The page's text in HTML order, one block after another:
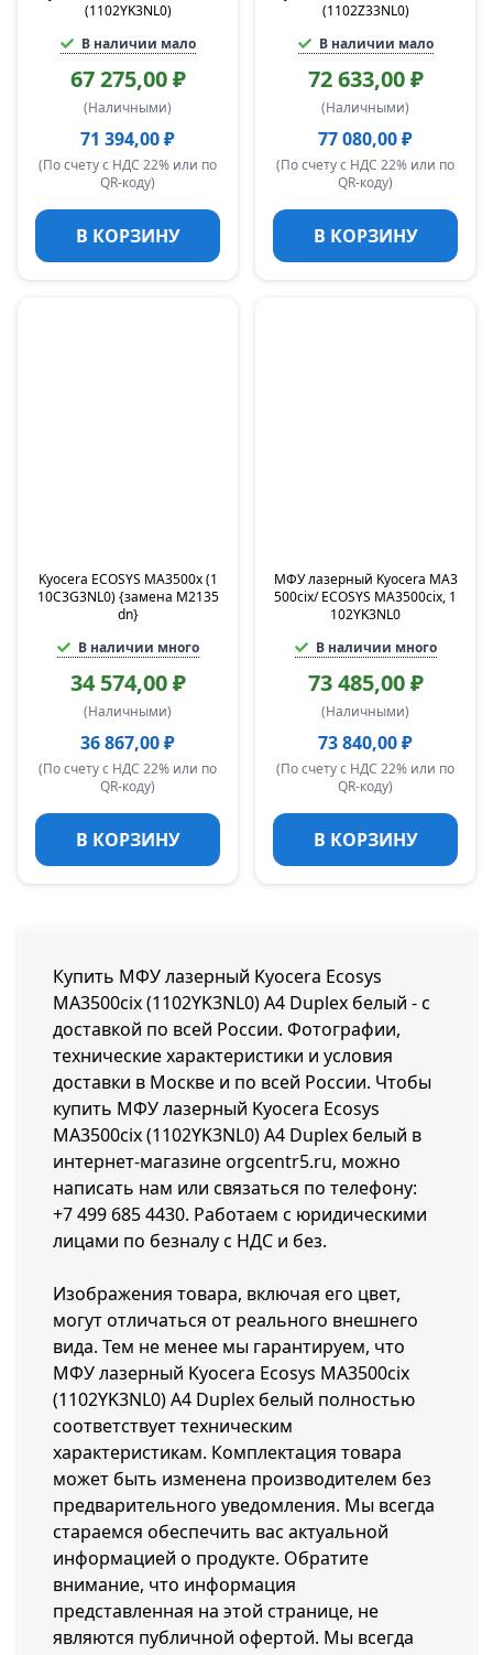
(1102YK3NL0)
В наличии мало
67 275,00 ₽
(Наличными)
71 394,00 ₽
(По счету с НДС 22% или по
QR-коду)
В КОРЗИНУ
(1102Z33NL0)
В наличии мало
72 633,00 ₽
(Наличными)
77 080,00 ₽
(По счету с НДС 22% или по
QR-коду)
В КОРЗИНУ
Kyocera ECOSYS MA3500x (1
10C3G3NL0) {замена M2135
dn}
В наличии много
34 574,00 ₽
(Наличными)
36 867,00 ₽
(По счету с НДС 22% или по
QR-коду)
В КОРЗИНУ
МФУ лазерный Kyocera MA3
500cix/ ECOSYS MA3500cix, 1
102YK3NL0
В наличии много
73 485,00 ₽
(Наличными)
73 840,00 ₽
(По счету с НДС 22% или по
QR-коду)
В КОРЗИНУ
Купить МФУ лазерный Kyocera Ecosys
MA3500cix (1102YK3NL0) A4 Duplex белый - с
доставкой по всей России. Фотографии,
технические характеристики и условия
доставки в Москве и по всей России. Чтобы
купить МФУ лазерный Kyocera Ecosys
MA3500cix (1102YK3NL0) A4 Duplex белый в
интернет-магазине orgcentr5.ru, можно
написать нам или связаться по телефону:
+7 499 685 4430. Работаем с юридическими
лицами по безналу с НДС и без.
Изображения товара, включая его цвет,
могут отличаться от реального внешнего
вида. Тем не менее мы гарантируем, что
МФУ лазерный Kyocera Ecosys MA3500cix
(1102YK3NL0) A4 Duplex белый полностью
соответствует техническим
характеристикам. Комплектация товара
может быть изменена производителем без
предварительного уведомления. Мы всегда
стараемся обеспечить вас актуальной
информацией о продукте. Обратите
внимание, что информация
представленная на этой странице, не
являются публичной офертой. Мы всегда